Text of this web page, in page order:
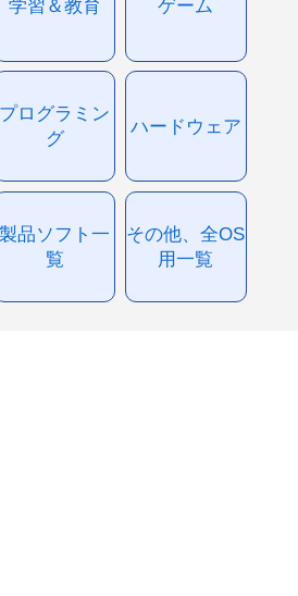
学習＆教育 ゲーム
プログラミン
グ
ハードウェア
製品ソフト一
覧
その他、全OS
用一覧